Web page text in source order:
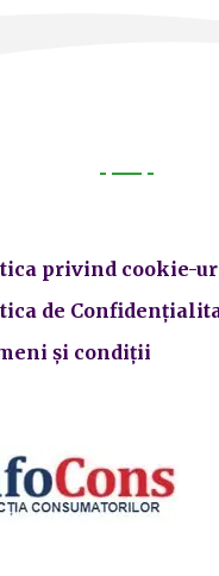
privind cookie-
de
și condiții